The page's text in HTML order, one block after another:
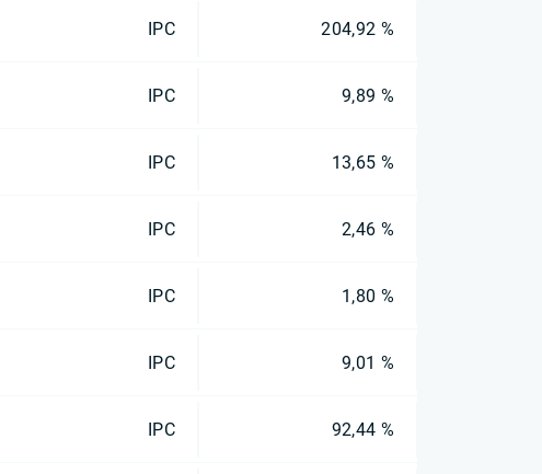
IPC 204,92 %
IPC 9,89 %
IPC 13,65 %
IPC 2,46 %
IPC 1,80 %
IPC 9,01 %
IPC 92,44 %